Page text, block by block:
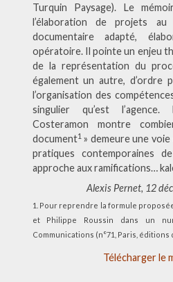
Turquin Paysage). Le
l’élaboration de projets au
documentaire adapté,
opératoire. Il pointe un enjeu
de la représentation du
également un autre, d’ordre
l’organisation des
singulier qu’est l’agence.
Costeramon montre
document1» demeure une voie
pratiques contemporaines
approche aux ramifications…
Alexis Pernet, 12
1. Pour reprendre la formule
et Philippe Roussin dans un
Communications (n°71, Paris, éditions
Télécharger le